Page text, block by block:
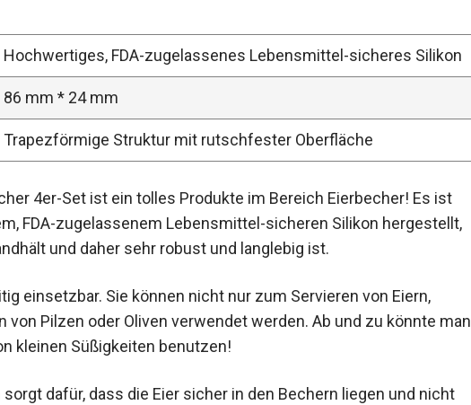
Hochwertiges, FDA-zugelassenes Lebensmittel-sicheres Silikon
86 mm * 24 mm
Trapezförmige Struktur mit rutschfester Oberfläche
4er-Set ist ein tolles Produkte im Bereich Eierbecher! Es ist
FDA-zugelassenem Lebensmittel-sicheren Silikon hergestellt,
und daher sehr robust und langlebig ist.
einsetzbar. Sie können nicht nur zum Servieren von Eiern,
von Pilzen oder Oliven verwendet werden. Ab und zu könnte man
kleinen Süßigkeiten benutzen!
dafür, dass die Eier sicher in den Bechern liegen und nicht